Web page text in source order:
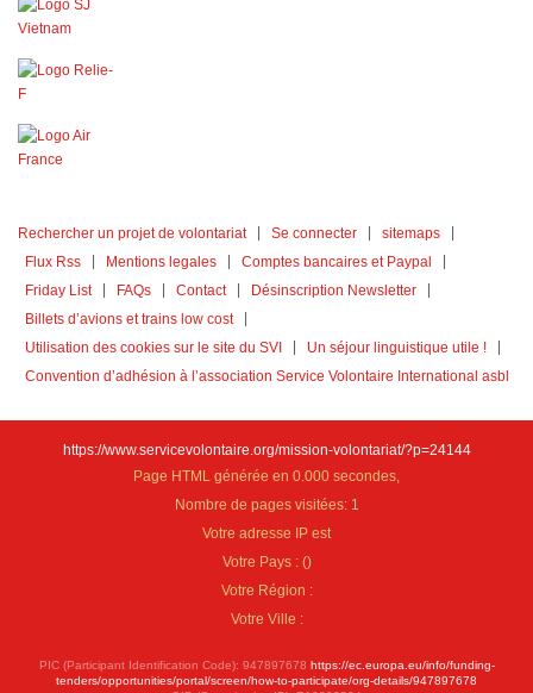
Rechercher un projet de volontariat Se connecter
sitemaps
Flux Rss
Mentions legales
Comptes bancaires et Paypal
Friday List
FAQs Contact
Désinscription Newsletter
Billets d’avions et trains low cost
Utilisation des cookies sur le site du SVI
Un séjour linguistique utile !
Convention d’adhésion à l’association Service Volontaire International asbl
https://www.servicevolontaire.org/mission-volontariat/?p=24144
Page HTML générée en 0.000 secondes,
Nombre de pages visitées: 1
Votre adresse IP est
Votre Pays : ()
Votre Région :
Votre Ville :
PIC (Participant Identification Code): 947897678 https://ec.europa.eu/info/funding-
tenders/opportunities/portal/screen/how-to-participate/org-details/947897678